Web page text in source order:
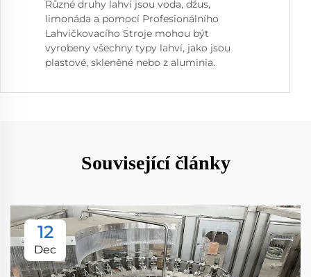
Různé druhy lahví jsou voda, džus,
limonáda a pomocí Profesionálního
Lahvičkovacího Stroje mohou být
vyrobeny všechny typy lahví, jako jsou
plastové, skleněné nebo z aluminia.
Související články
12
Dec